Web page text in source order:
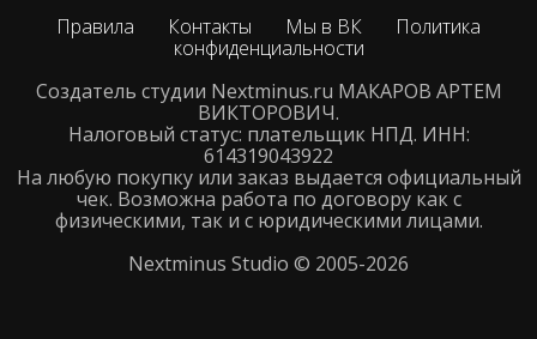
Правила Контакты Мы в ВК
Политика
конфиденциальности
Создатель студии Nextminus.ru МАКАРОВ АРТЕМ
ВИКТОРОВИЧ.
Налоговый статус: плательщик НПД. ИНН:
614319043922
На любую покупку или заказ выдается официальный
чек. Возможна работа по договору как с
физическими, так и с юридическими лицами.
Nextminus Studio © 2005-2026